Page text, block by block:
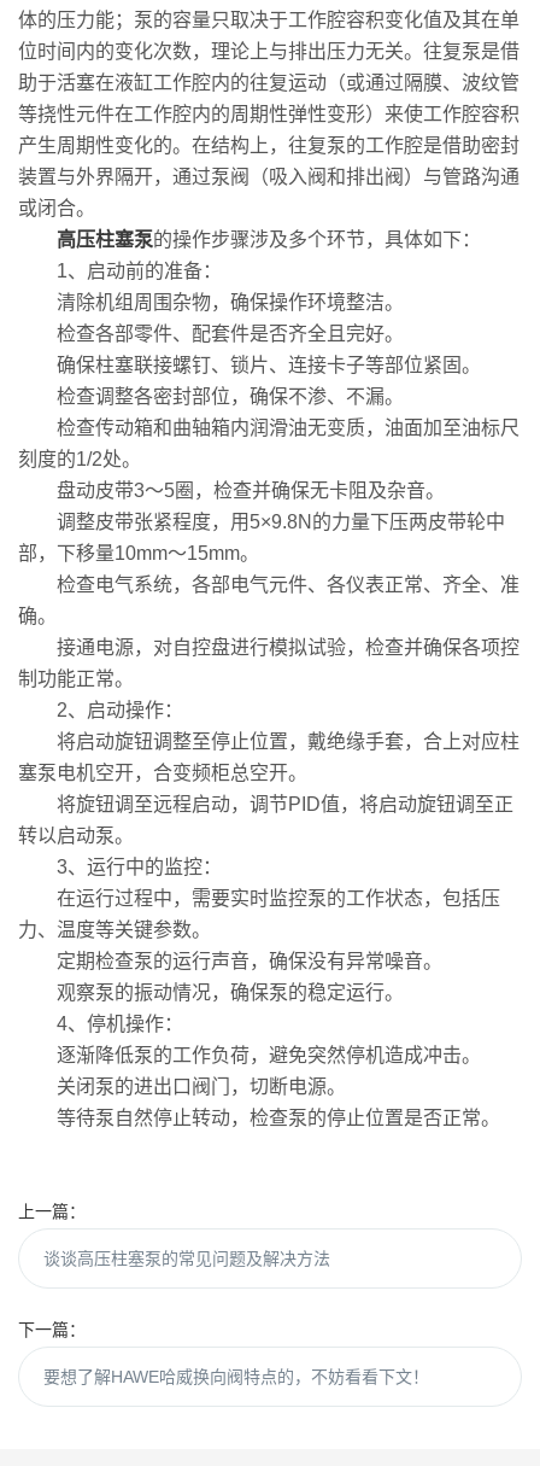
体的压力能；泵的容量只取决于工作腔容积变化值及其在单
位时间内的变化次数，理论上与排出压力无关。往复泵是借
助于活塞在液缸工作腔内的往复运动（或通过隔膜、波纹管
等挠性元件在工作腔内的周期性弹性变形）来使工作腔容积
产生周期性变化的。在结构上，往复泵的工作腔是借助密封
装置与外界隔开，通过泵阀（吸入阀和排出阀）与管路沟通
或闭合。
高压柱塞泵的操作步骤涉及多个环节，具体如下：
1、启动前的准备：
清除机组周围杂物，确保操作环境整洁。
检查各部零件、配套件是否齐全且完好。
确保柱塞联接螺钉、锁片、连接卡子等部位紧固。
检查调整各密封部位，确保不渗、不漏。
检查传动箱和曲轴箱内润滑油无变质，油面加至油标尺
刻度的1/2处。
盘动皮带3～5圈，检查并确保无卡阻及杂音。
调整皮带张紧程度，用5×9.8N的力量下压两皮带轮中
部，下移量10mm～15mm。
检查电气系统，各部电气元件、各仪表正常、齐全、准
确。
接通电源，对自控盘进行模拟试验，检查并确保各项控
制功能正常。
2、启动操作：
将启动旋钮调整至停止位置，戴绝缘手套，合上对应柱
塞泵电机空开，合变频柜总空开。
将旋钮调至远程启动，调节PID值，将启动旋钮调至正
转以启动泵。
3、运行中的监控：
在运行过程中，需要实时监控泵的工作状态，包括压
力、温度等关键参数。
定期检查泵的运行声音，确保没有异常噪音。
观察泵的振动情况，确保泵的稳定运行。
4、停机操作：
逐渐降低泵的工作负荷，避免突然停机造成冲击。
关闭泵的进出口阀门，切断电源。
等待泵自然停止转动，检查泵的停止位置是否正常。
上一篇：
谈谈高压柱塞泵的常见问题及解决方法
下一篇：
要想了解HAWE哈威换向阀特点的，不妨看看下文！